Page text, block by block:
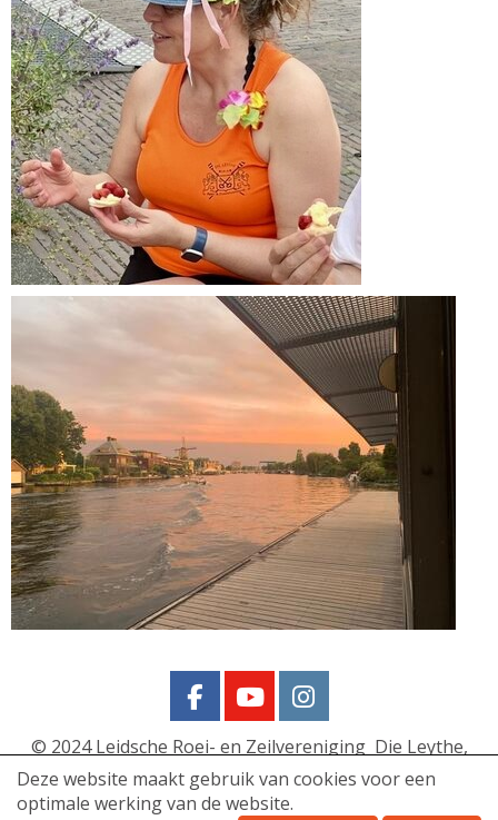
© 2024Leidsche Roei- en Zeilvereniging Die Leythe,
Morsweg 148, 2332 ER Leiden
Die Leythe - Privacy policy
Deze website maakt gebruik van cookies voor een
optimale werking van de website.